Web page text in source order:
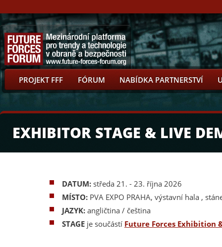
PROJEKT FFF FÓRUM NABÍDKA PARTNERSTVÍ
EXHIBITOR STAGE & LIVE
DATUM: středa 21. - 23. října 2026
MÍSTO: PVA EXPO PRAHA, výstavní hala ,
JAZYK: angličtina / čeština
STAGE je součástí Future Forces Exhibition